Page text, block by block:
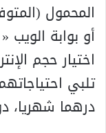
اختيار حجم
درهما شهريا،